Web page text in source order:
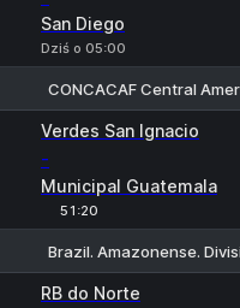
San Diego
Dziś o 05:00
CONCACAF Central
Verdes San Ignacio
-
Municipal Guatemala
51:20
Brazil. Amazonense.
RB do Norte